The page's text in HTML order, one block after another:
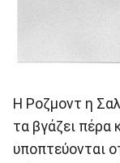
Η Ροζμοντ η
τα βγάζει πέρα
υποπτεύονται